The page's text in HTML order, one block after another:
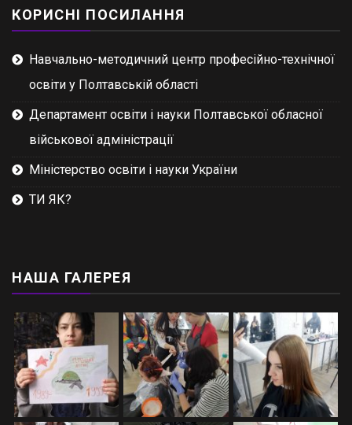
КОРИСНІ ПОСИЛАННЯ
Навчально-методичний центр професійно-технічної
освіти у Полтавській області
Департамент освіти і науки Полтавської обласної
військової адміністрації
Міністерство освіти і науки України
ТИ ЯК?
НАША ГАЛЕРЕЯ